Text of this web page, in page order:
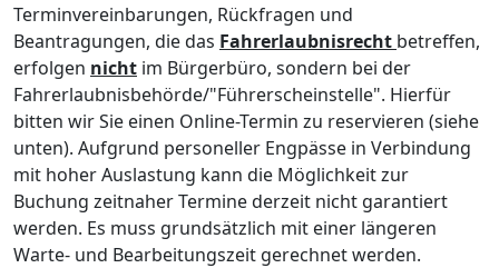
Terminvereinbarungen, Rückfragen und
Beantragungen, die das Fahrerlaubnisrecht betreffen,
erfolgen nicht im Bürgerbüro, sondern bei der
Fahrerlaubnisbehörde/"Führerscheinstelle". Hierfür
bitten wir Sie einen Online-Termin zu reservieren (siehe
unten). Aufgrund personeller Engpässe in Verbindung
mit hoher Auslastung kann die Möglichkeit zur
Buchung zeitnaher Termine derzeit nicht garantiert
werden. Es muss grundsätzlich mit einer längeren
Warte- und Bearbeitungszeit gerechnet werden.